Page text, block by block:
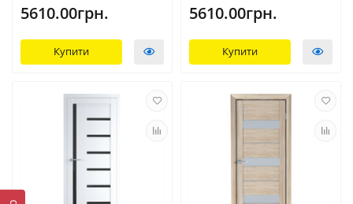
5610.00грн.
Купити
5610.00грн.
Купити